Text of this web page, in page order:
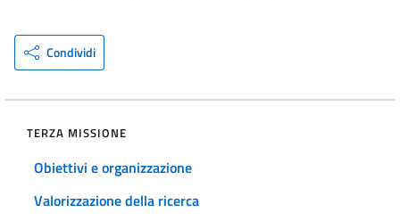
Condividi
TERZA MISSIONE
Obiettivi e organizzazione
Valorizzazione della ricerca